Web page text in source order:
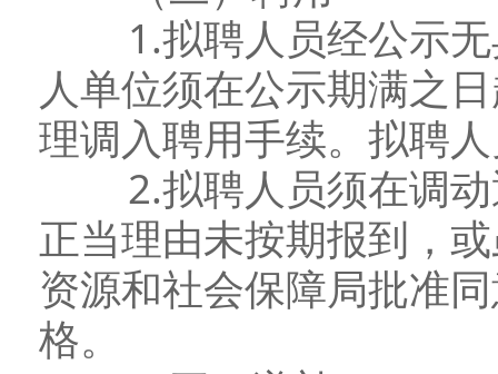
1.拟聘人员经公示无
人单位须在公示期满之
理调入聘用手续。拟聘
2.拟聘人员须在调动
正当理由未按期报到，
资源和社会保障局批准
格。